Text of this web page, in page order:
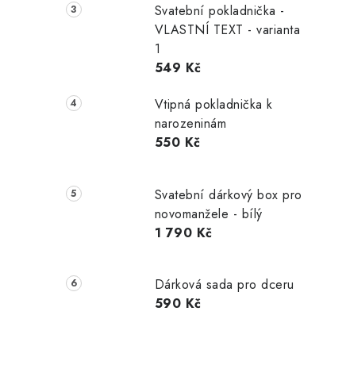
Svatební pokladnička -
VLASTNÍ TEXT - varianta
1
549 Kč
Vtipná pokladnička k
narozeninám
550 Kč
Svatební dárkový box pro
novomanžele - bílý
1 790 Kč
Dárková sada pro dceru
590 Kč